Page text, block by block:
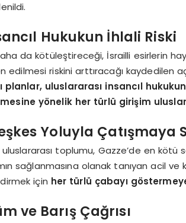
Hukukun İhlali Riski
da kötüleştireceği, İsrailli esirlerin
edilmesi riskini arttıracağı kaydedilen
planlar, uluslararası insancıl
yönelik her türlü girişim
Yoluyla Çatışmaya
toplumu, Gazze’de en kötü
sağlanmasına olanak tanıyan acil ve
için her türlü çabayı
ve Barış Çağrısı